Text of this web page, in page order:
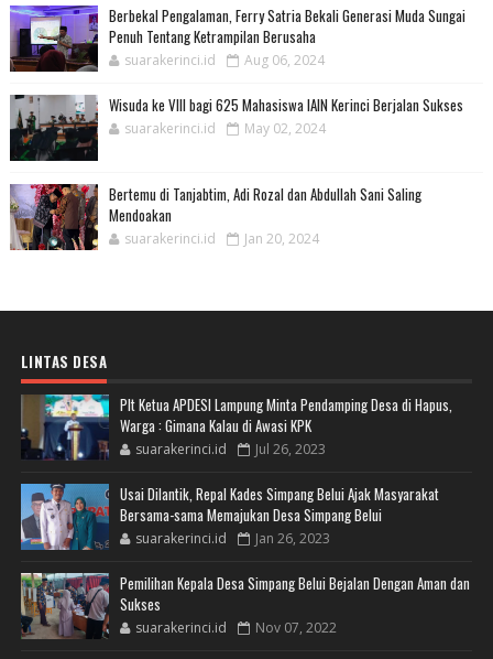
Berbekal Pengalaman, Ferry Satria Bekali Generasi Muda Sungai
Penuh Tentang Ketrampilan Berusaha
suarakerinci.id Aug 06, 2024
Wisuda ke VIII bagi 625 Mahasiswa IAIN Kerinci Berjalan Sukses
suarakerinci.id May 02, 2024
Bertemu di Tanjabtim, Adi Rozal dan Abdullah Sani Saling
Mendoakan
suarakerinci.id Jan 20, 2024
LINTAS DESA
Plt Ketua APDESI Lampung Minta Pendamping Desa di Hapus,
Warga : Gimana Kalau di Awasi KPK
suarakerinci.id Jul 26, 2023
Usai Dilantik, Repal Kades Simpang Belui Ajak Masyarakat
Bersama-sama Memajukan Desa Simpang Belui
suarakerinci.id Jan 26, 2023
Pemilihan Kepala Desa Simpang Belui Bejalan Dengan Aman dan
Sukses
suarakerinci.id Nov 07, 2022